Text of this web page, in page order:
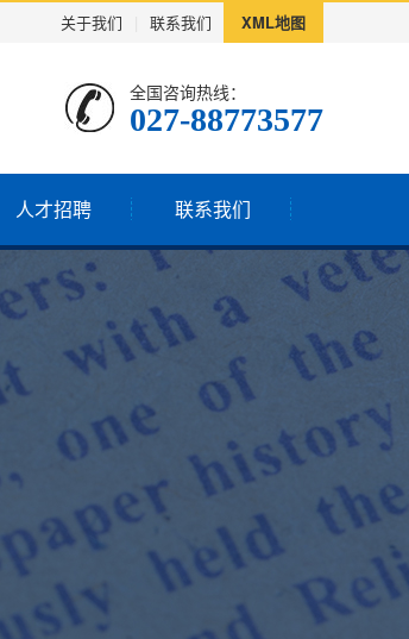
关于我们 联系我们 XML地图
全国咨询热线：
027-88773577
人才招聘 联系我们